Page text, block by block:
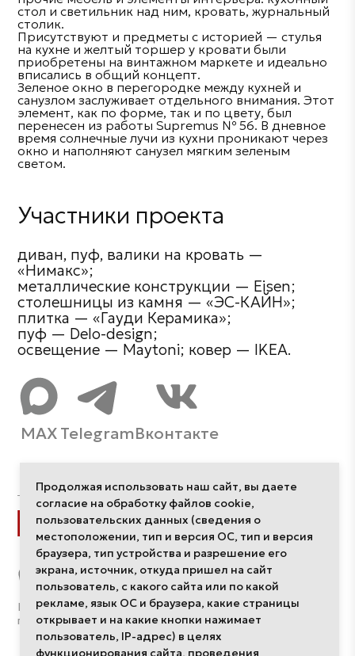
Продолжая использовать наш сайт, вы даете
согласие на обработку файлов cookie,
пользовательских данных (сведения о
местоположении, тип и версия ОС, тип и версия
браузера, тип устройства и разрешение его
экрана, источник, откуда пришел на сайт
пользователь, с какого сайта или по какой
рекламе, язык ОС и браузера, какие страницы
открывает и на какие кнопки нажимает
пользователь, IP-адрес) в целях
функционирования сайта, проведения
стол и светильник над ним, кровать, журнальный
столик.
Присутствуют и предметы с историей — стулья
на кухне и желтый торшер у кровати были
приобретены на винтажном маркете и идеально
вписались в общий концепт.
Зеленое окно в перегородке между кухней и
санузлом заслуживает отдельного внимания. Этот
элемент, как по форме, так и по цвету, был
перенесен из работы Supremus № 56. В дневное
время солнечные лучи из кухни проникают через
окно и наполняют санузел мягким зеленым
светом.
Участники проекта
диван, пуф, валики на кровать —
«Нимакс»;
металлические конструкции — Eisen;
столешницы из камня — «ЭС-КАЙН»;
плитка — «Гауди Керамика»;
пуф — Delo-design;
освещение — Maytoni; ковер — IKEA.
MAXTelegramВконтакте
Политика обработки
персональных данных
Разделы
Интерьеры
Компании
Дизайнеры
О редакции